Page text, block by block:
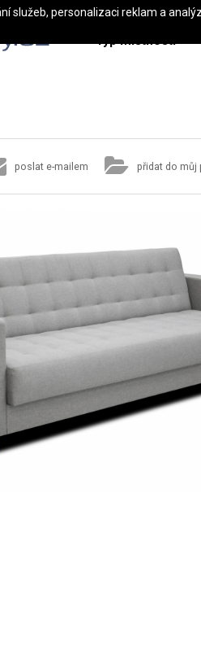
Typ místnosti
poslat e-mailem přidat do můj
služeb, personalizaci reklam a